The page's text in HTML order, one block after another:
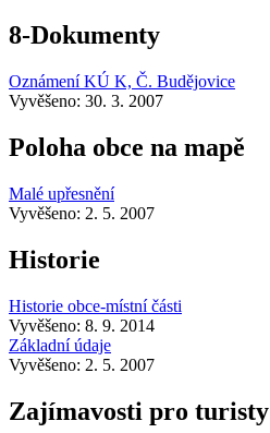
8-Dokumenty
Oznámení KÚ K, Č. Budějovice
Vyvěšeno: 30. 3. 2007
Poloha obce na mapě
Malé upřesnění
Vyvěšeno: 2. 5. 2007
Historie
Historie obce-místní části
Vyvěšeno: 8. 9. 2014
Základní údaje
Vyvěšeno: 2. 5. 2007
Zajímavosti pro turisty